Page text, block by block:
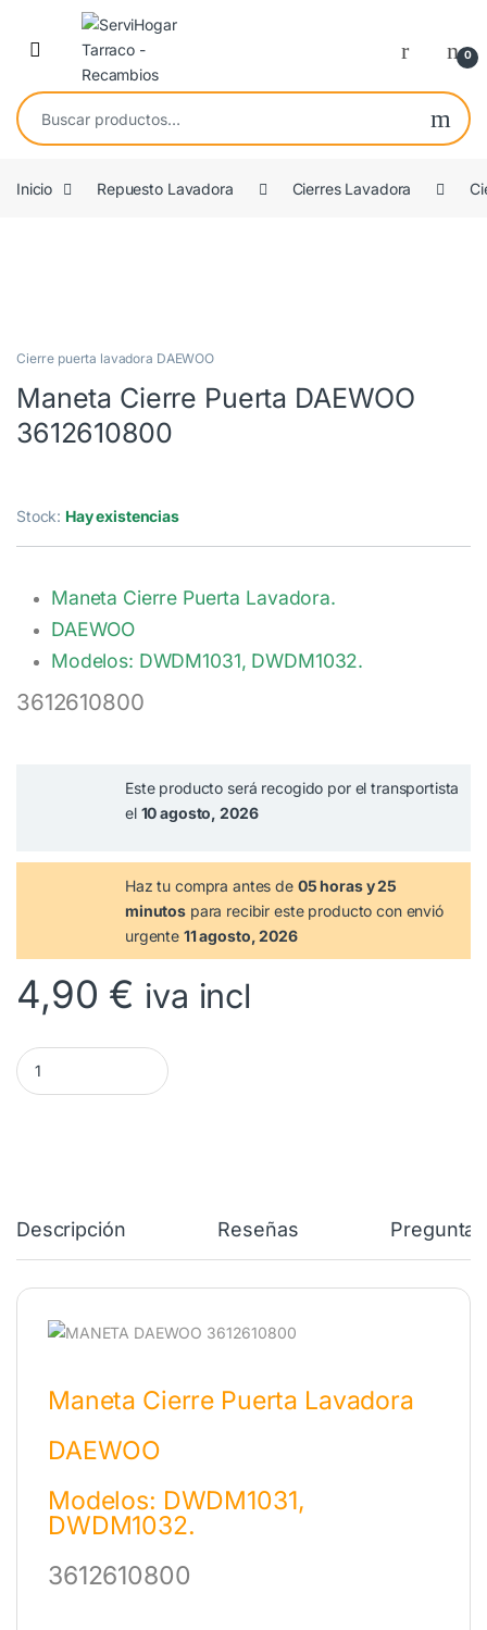
Saltar a navegación
saltar al contenido
Open 0
Buscar por:
Inicio Repuesto Lavadora Cierres Lavadora
Cierre puerta lavadora DAEWOO
Maneta Cierre Puerta DAEWOO
3612610800
Stock: Hay existencias
Maneta Cierre Puerta Lavadora.
DAEWOO
Modelos: DWDM1031, DWDM1032.
3612610800
Este producto será recogido por el transportista
el 10 agosto, 2026
Haz tu compra antes de 05 horas y 25
minutos para recibir este producto con envió
urgente 11 agosto, 2026
4,90 € iva incl
Maneta Cierre Puerta DAEWOO 3612610800 cantidad
Descripción Reseñas
Maneta Cierre Puerta Lavadora
DAEWOO
Modelos: DWDM1031,
DWDM1032.
3612610800